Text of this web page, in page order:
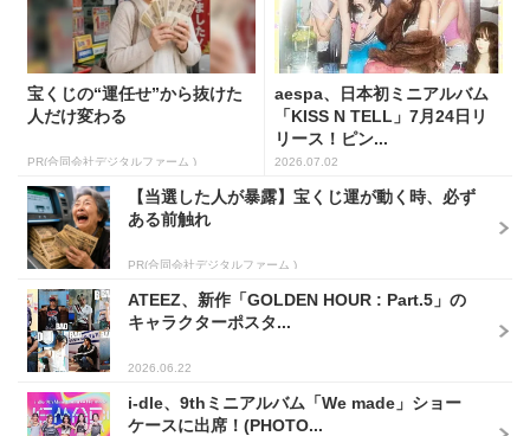
宝くじの“運任せ”から抜けた
人だけ変わる
PR(合同会社デジタルファーム )
aespa、日本初ミニアルバム
「KISS N TELL」7月24日リ
リース！ピン...
2026.07.02
【当選した人が暴露】宝くじ運が動く時、必ず
ある前触れ
PR(合同会社デジタルファーム )
ATEEZ、新作「GOLDEN HOUR : Part.5」の
キャラクターポスタ...
2026.06.22
i-dle、9thミニアルバム「We made」ショー
ケースに出席！(PHOTO...